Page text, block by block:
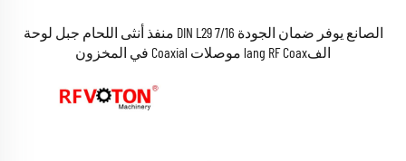
الصانع يوفر ضمان الجودة 7/16 DIN L29 منفذ أنثى اللحام جبل لوحة
الفlang RF Coax موصلات Coaxial في المخزون